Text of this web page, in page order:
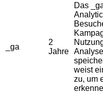
_ga
2
Jahre
Das
weist
zu, um